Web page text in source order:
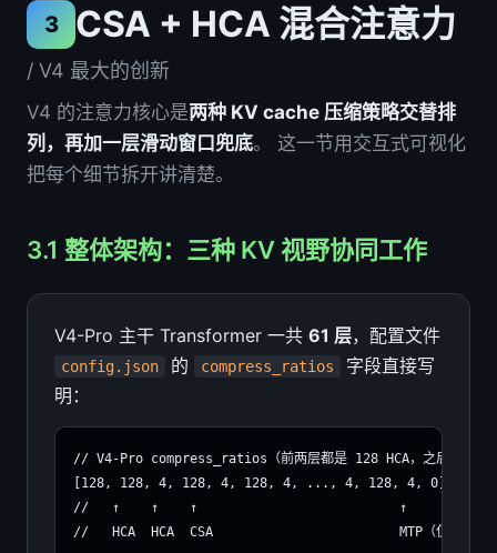
3 CSA + HCA 混合注意力
/ V4 最大的创新
V4 的注意力核心是两种 KV cache 压缩策略交替排
列，再加一层滑动窗口兜底。 这一节用交互式可视化
把每个细节拆开讲清楚。
3.1 整体架构：三种 KV 视野协同工作
V4-Pro 主干 Transformer 一共 61 层，配置文件
config.json 的 compress_ratios
字段直接写
明：
// V4-Pro compress_ratios（前两层都是 128 HCA，之后严格交
[128, 128, 4, 128, 4, 128, 4, ..., 4, 128, 4, 0]
//   ↑    ↑    ↑                          ↑
//   HCA  HCA  CSA                        MTP（仅滑窗）